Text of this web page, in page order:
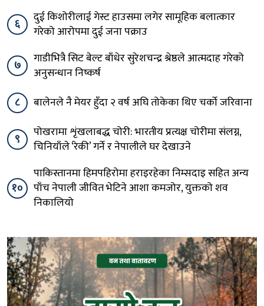
६
दुई किशोरीलाई गेस्ट हाउसमा लगेर सामूहिक बलात्कार
गरेको आरोपमा दुई जना पक्राउ
७
गाडीभित्रै सिट बेल्ट बाँधेर सुरेशचन्द्र श्रेष्ठले आत्मदाह गरेको
अनुसन्धान निष्कर्ष
८
बालेनले नै मेयर हुँदा २ वर्ष अघि तोकेका थिए चर्को जरिवाना
९
पोखरामा शृंखलाबद्ध चोरी: भारतीय प्रत्यक्ष चोरीमा संलग्न,
चिनियाँले ‘रेकी’ गर्ने र नेपालीले घर देखाउने
१०
पाकिस्तानमा हिमपहिरोमा हराइरहेका निम्सदाइ सहित अन्य
पाँच नेपाली जीवित भेटिने आशा कमजोर, युक्तको शव
निकालियो